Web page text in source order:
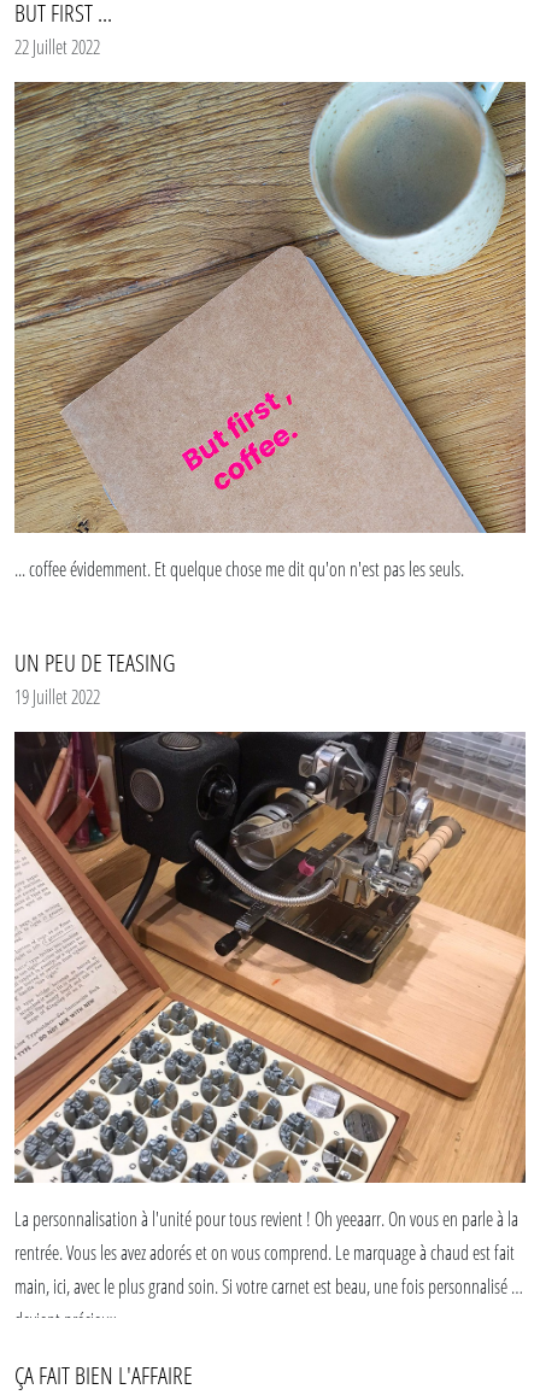
BUT FIRST ...
22 Juillet 2022
... coffee évidemment. Et quelque chose me dit qu'on n'est pas les seuls.
UN PEU DE TEASING
19 Juillet 2022
La personnalisation à l'unité pour tous revient ! Oh yeeaarr. On vous en parle à la
rentrée. Vous les avez adorés et on vous comprend. Le marquage à chaud est fait
main, ici, avec le plus grand soin. Si votre carnet est beau, une fois personnalisé il
devient précieux.
ÇA FAIT BIEN L'AFFAIRE